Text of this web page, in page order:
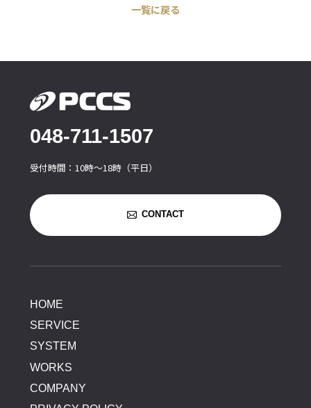
一覧に戻る
048-711-1507
受付時間：10時〜18時（平日）
CONTACT
HOME
SERVICE
SYSTEM
WORKS
COMPANY